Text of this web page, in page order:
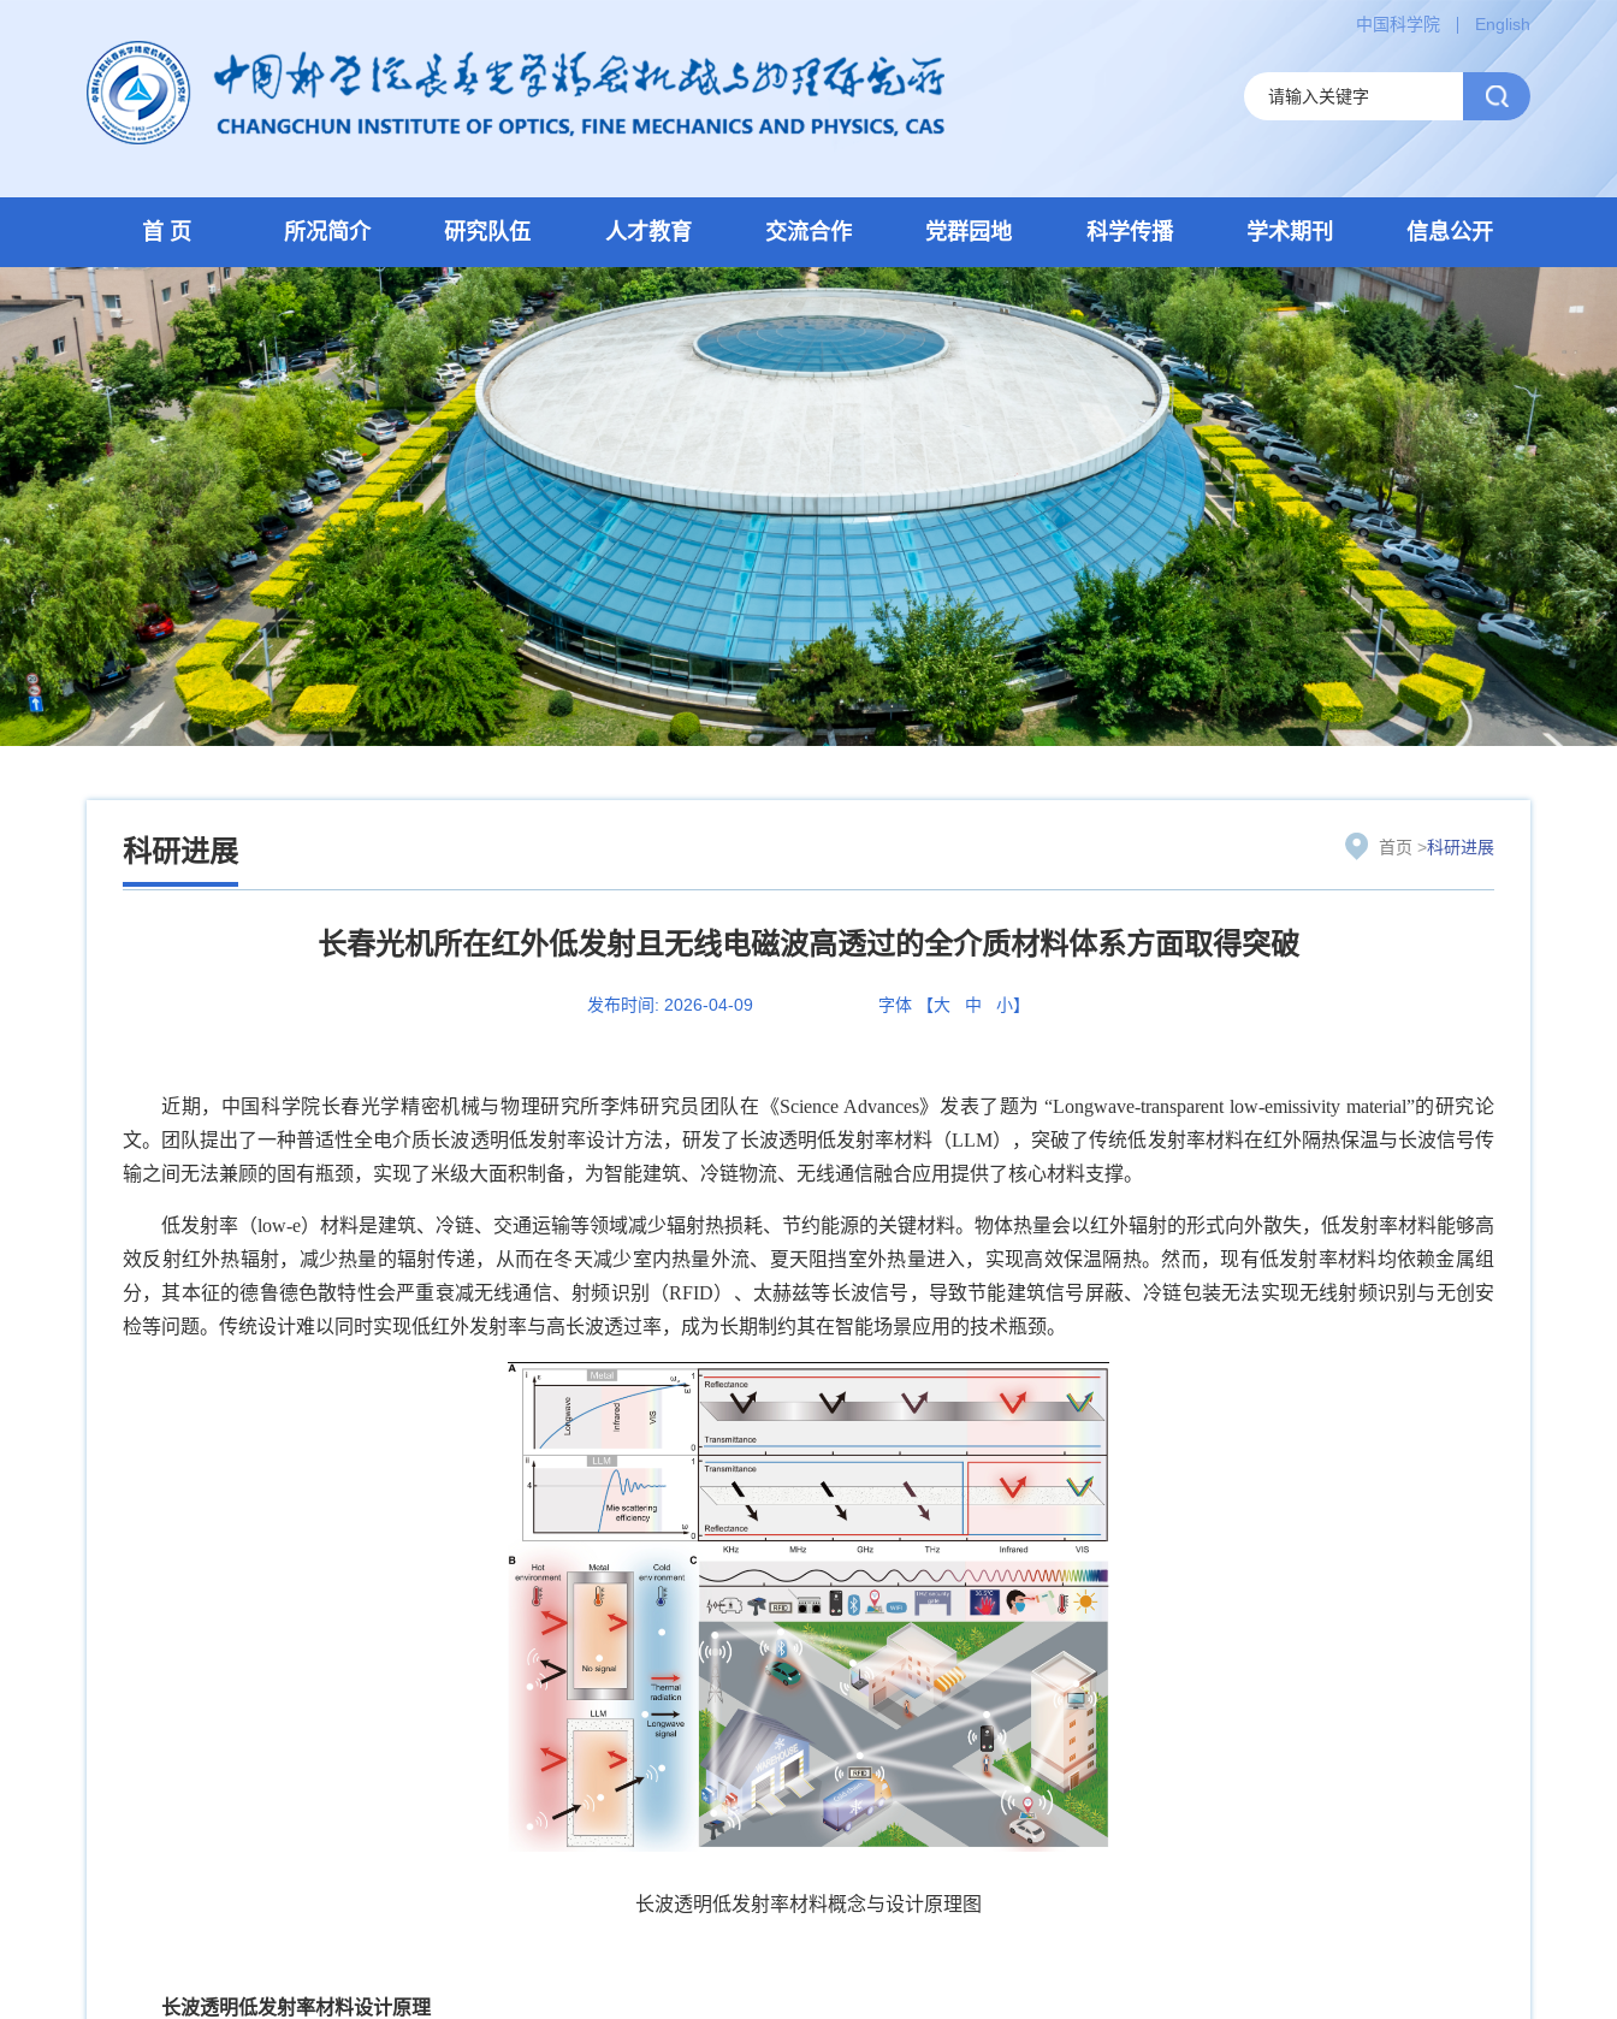
中国科学院 English
首 页 所况简介 研究队伍 人才教育 交流合作 党群园地 科学传播 学术期刊 信息公开
科研进展 首页 >科研进展
长春光机所在红外低发射且无线电磁波高透过的全介质材料体系方面取得突破
发布时间: 2026-04-09 字体 【大 中 小】
近期，中国科学院长春光学精密机械与物理研究所李炜研究员团队在《Science Advances》发表了题为 “Longwave-transparent low-emissivity material”的研究论
文。团队提出了一种普适性全电介质长波透明低发射率设计方法，研发了长波透明低发射率材料（LLM），突破了传统低发射率材料在红外隔热保温与长波信号传
输之间无法兼顾的固有瓶颈，实现了米级大面积制备，为智能建筑、冷链物流、无线通信融合应用提供了核心材料支撑。
低发射率（low-e）材料是建筑、冷链、交通运输等领域减少辐射热损耗、节约能源的关键材料。物体热量会以红外辐射的形式向外散失，低发射率材料能够高
效反射红外热辐射，减少热量的辐射传递，从而在冬天减少室内热量外流、夏天阻挡室外热量进入，实现高效保温隔热。然而，现有低发射率材料均依赖金属组
分，其本征的德鲁德色散特性会严重衰减无线通信、射频识别（RFID）、太赫兹等长波信号，导致节能建筑信号屏蔽、冷链包装无法实现无线射频识别与无创安
检等问题。传统设计难以同时实现低红外发射率与高长波透过率，成为长期制约其在智能场景应用的技术瓶颈。
长波透明低发射率材料概念与设计原理图
长波透明低发射率材料设计原理